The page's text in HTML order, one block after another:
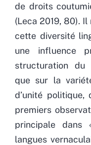
de droits
(Leca 2019, 80). Il
cette diversité
une influence
structuration du
que sur la
d’unité
premiers
principale dans
langues